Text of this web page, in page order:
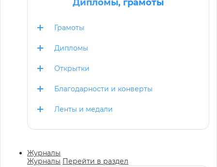
Дипломы, грамоты
Грамоты
Дипломы
Открытки
Благодарности и конверты
Ленты и медали
Журналы
Журналы Перейти в раздел